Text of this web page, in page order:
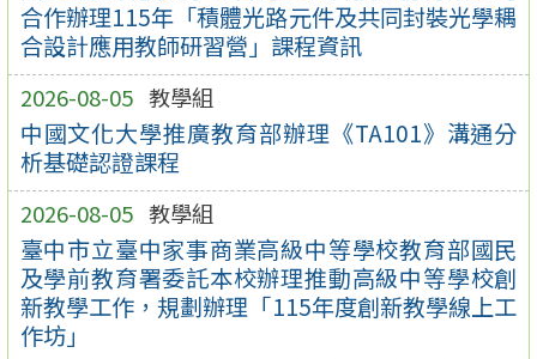
合作辦理115年「積體光路元件及共同封裝光學耦
合設計應用教師研習營」課程資訊
2026-08-05 教學組
中國文化大學推廣教育部辦理《TA101》溝通分
析基礎認證課程
2026-08-05 教學組
臺中市立臺中家事商業高級中等學校教育部國民
及學前教育署委託本校辦理推動高級中等學校創
新教學工作，規劃辦理「115年度創新教學線上工
作坊」